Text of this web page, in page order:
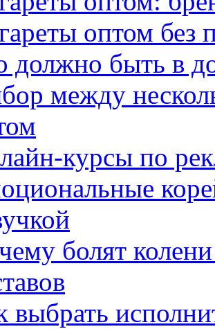
оптом без
должно быть в
между
курсы по
болят
выбрать